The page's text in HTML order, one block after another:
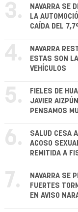
3.
NAVARRA SE
LA
CAÍDA DEL
4.
NAVARRA
ESTAS SON
VEHÍCULOS
5.
FIELES DE
JAVIER
PENSAMOS
6.
SALUD CESA
ACOSO
REMITIDA A
7.
NAVARRA SE
FUERTES
EN AVISO